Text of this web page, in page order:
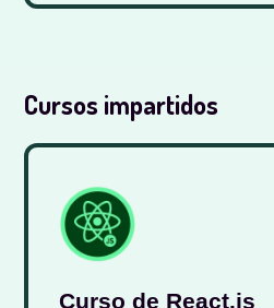
Cursos impartidos
Curso de React.js